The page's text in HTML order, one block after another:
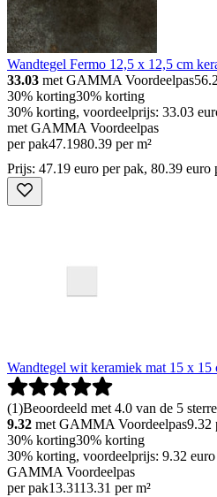
Wandtegel Fermo 12,5 x 12,5 cm
33.03 met GAMMA Voordeelpas
30% korting30% korting
30% korting, voordeelprijs: 33.03
met GAMMA Voordeelpas
per pak47.1980.39 per m²
Prijs: 47.19 euro per pak, 80.39 euro
Wandtegel wit keramiek mat 15 x 15
(1)Beoordeeld met 4.0 van de 5
9.32 met GAMMA Voordeelpas9.32
30% korting30% korting
30% korting, voordeelprijs: 9.32
GAMMA Voordeelpas
per pak13.3113.31 per m²